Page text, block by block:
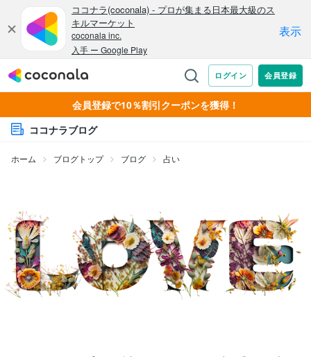
会員登録で10％割引クーポンを獲得！
ココナラブログ
ホーム ブログトップ ブログ 占い